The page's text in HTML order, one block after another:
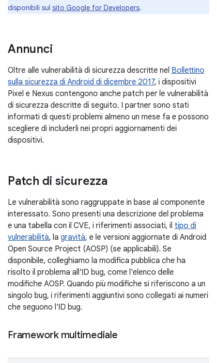
disponibili sul sito Google for Developers.
Annunci
Oltre alle vulnerabilità di sicurezza descritte nel Bollettino
sulla sicurezza di Android di dicembre 2017, i dispositivi
Pixel e Nexus contengono anche patch per le vulnerabilità
di sicurezza descritte di seguito. I partner sono stati
informati di questi problemi almeno un mese fa e possono
scegliere di includerli nei propri aggiornamenti dei
dispositivi.
Patch di sicurezza
Le vulnerabilità sono raggruppate in base al componente
interessato. Sono presenti una descrizione del problema
e una tabella con il CVE, i riferimenti associati, il tipo di
vulnerabilità, la gravità, e le versioni aggiornate di Android
Open Source Project (AOSP) (se applicabili). Se
disponibile, colleghiamo la modifica pubblica che ha
risolto il problema all'ID bug, come l'elenco delle
modifiche AOSP. Quando più modifiche si riferiscono a un
singolo bug, i riferimenti aggiuntivi sono collegati ai numeri
che seguono l'ID bug.
Framework multimediale